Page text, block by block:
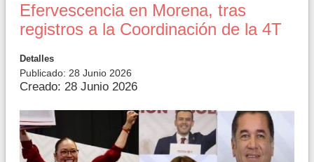
Efervescencia en Morena, tras
registros a la Coordinación de la 4T
Detalles
Publicado: 28 Junio 2026
Creado: 28 Junio 2026